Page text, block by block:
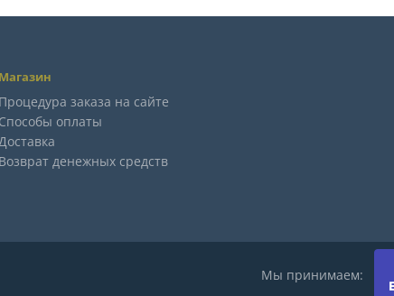
Магазин
Процедура заказа на сайте
Способы оплаты
Возврат денежных средств
Мы принимаем: